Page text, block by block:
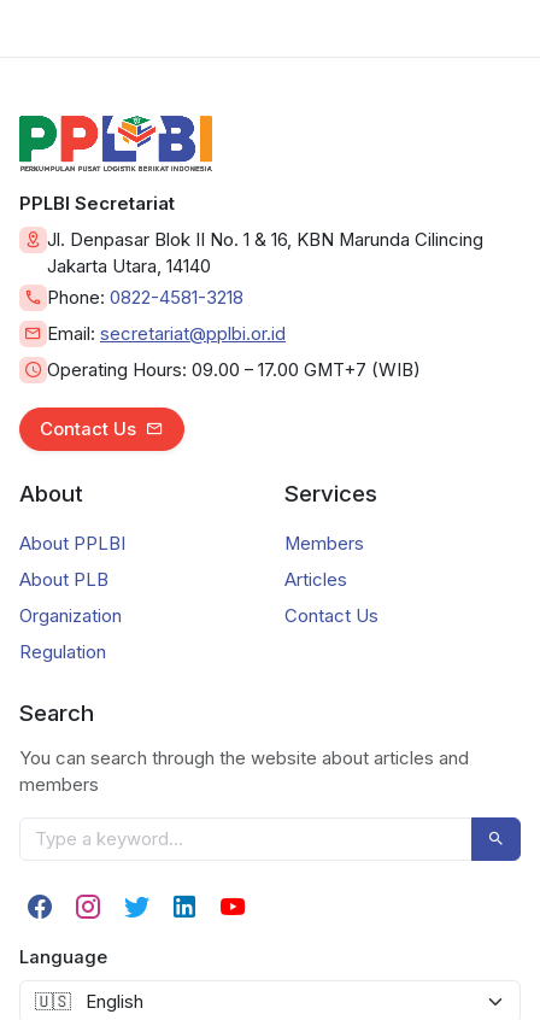
PPLBI Secretariat
Jl. Denpasar Blok II No. 1 & 16, KBN Marunda Cilincing
Jakarta Utara, 14140
Phone: 0822-4581-3218
Email: secretariat@pplbi.or.id
Operating Hours: 09.00 – 17.00 GMT+7 (WIB)
Contact Us
About
About PPLBI
About PLB
Organization
Regulation
Services
Members
Articles
Contact Us
Search
You can search through the website about articles and
members
Language